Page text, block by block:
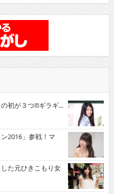
初が３つ!!!ギラギ...
2016」参戦！マ
た元ひきこもり女